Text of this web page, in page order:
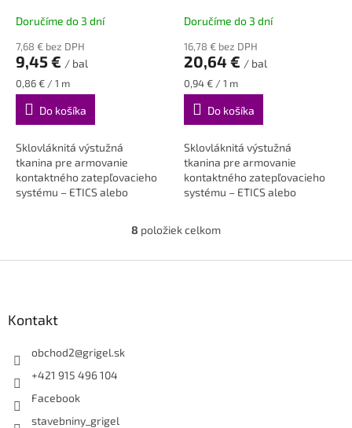
Doručíme do 3 dní
7,68 € bez DPH
9,45 € / bal
Jednotková
cena:
0,86 € / 1 m
Do košíka
Sklovláknitá výstužná
tkanina pre armovanie
kontaktného zatepľovacieho
systému – ETICS alebo
Doručíme do 3 dní
16,78 € bez DPH
20,64 € / bal
Jednotková
cena:
0,94 € / 1 m
Do košíka
Sklovláknitá výstužná
tkanina pre armovanie
kontaktného zatepľovacieho
systému – ETICS alebo
O
l
8 položiek celkom
Kontakt
obchod2@grigel.sk
+421 915 496 104
Facebook
stavebniny_grigel